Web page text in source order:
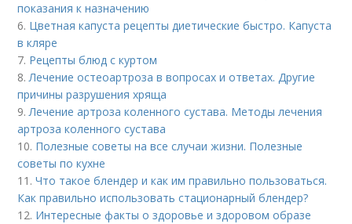
показания к назначению
6. Цветная капуста рецепты диетические быстро. Капуста
в кляре
7. Рецепты блюд с куртом
8.Лечение остеоартроза в вопросах и ответах. Другие
причины разрушения хряща
9.Лечение артроза коленного сустава. Методы лечения
артроза коленного сустава
10. Полезные советы на все случаи жизни. Полезные
советы по кухне
11.Что такое блендер и как им правильно пользоваться.
Как правильно использовать стационарный блендер?
12. Интересные факты о здоровье и здоровом образе